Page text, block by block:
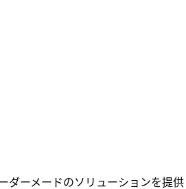
ダーメードのソリューションを提供